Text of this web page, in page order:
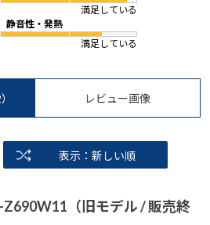
満足している
静音性・発熱
満足している
レビュー画像
表示：新しい順
（旧モデル / 販売終